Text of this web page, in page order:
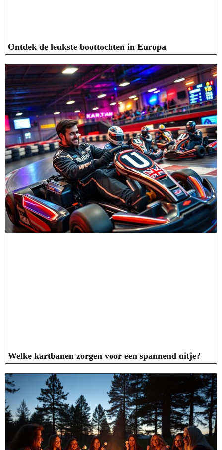
Ontdek de leukste boottochten in Europa
Welke kartbanen zorgen voor een spannend uitje?